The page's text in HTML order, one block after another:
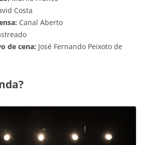
Costa
Canal Aberto
de cena: José Fernando Peixoto de